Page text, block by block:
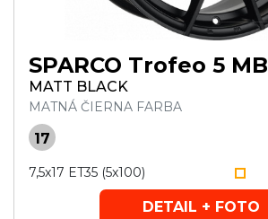
SPARCO Trofeo 5 MB
MATT BLACK
MATNÁ ČIERNA FARBA
17
7,5x17 ET35 (5x100)
DETAIL + FOTO